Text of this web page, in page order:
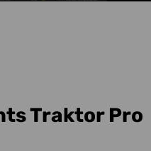
Traktor Pro